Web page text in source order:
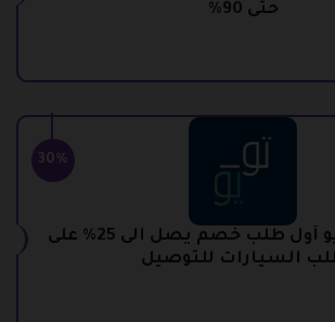
حتى 90%
30%
كود خصم تويو أول طلب خصم يصل الى 25% على
السيارات للتوصيل